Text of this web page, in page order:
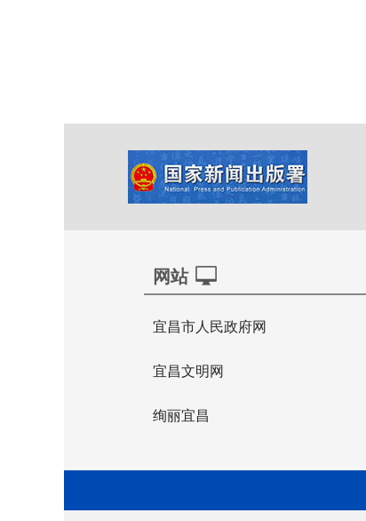
网站
宜昌市人民政府网
宜昌文明网
绚丽宜昌